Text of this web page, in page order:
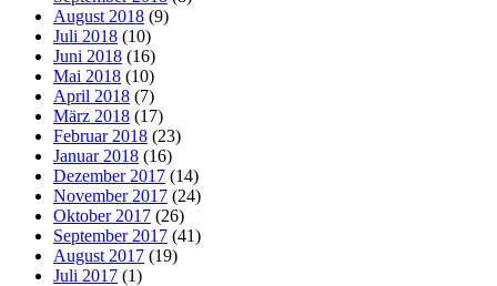
August 2018 (9)
Juli 2018 (10)
Juni 2018 (16)
Mai 2018 (10)
April 2018 (7)
März 2018 (17)
Februar 2018 (23)
Januar 2018 (16)
Dezember 2017 (14)
November 2017 (24)
Oktober 2017 (26)
September 2017 (41)
August 2017 (19)
Juli 2017 (1)